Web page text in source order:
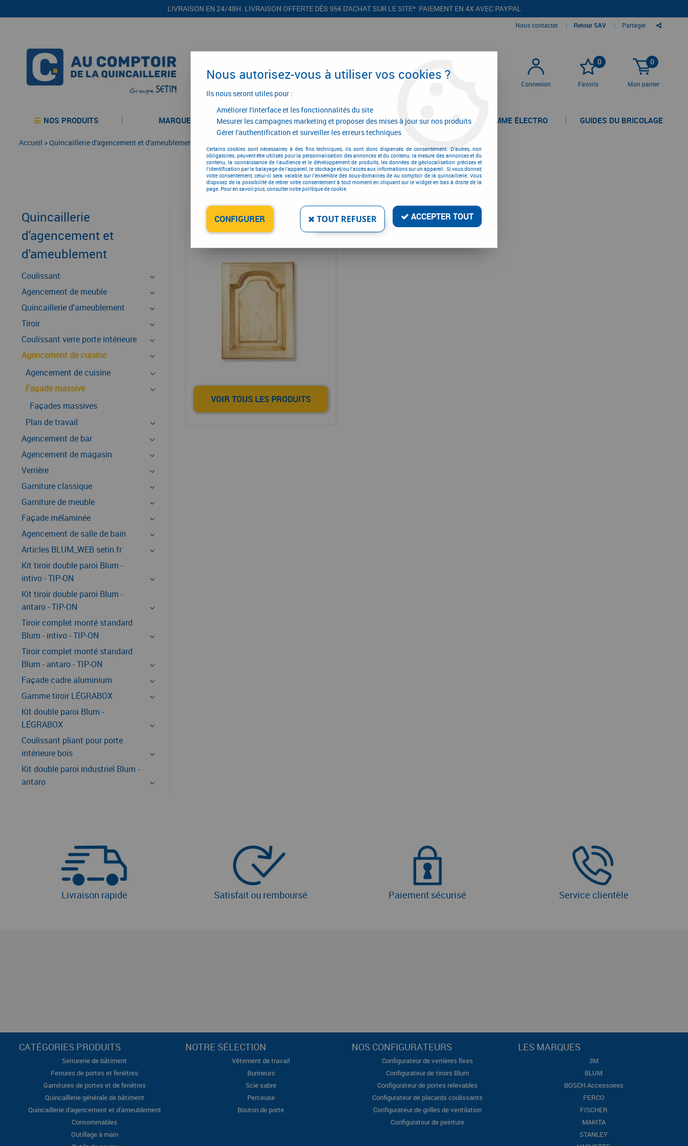
LIVRAISON EN 24/48H. LIVRAISON OFFERTE DÈS 95€ D'ACHAT SUR LE SITE* PAIEMENT EN 4X AVEC PAYPAL
Nous contacter | Retour SAV | Partager
Connexion
0
Favoris
0
Mon panier
NOS PRODUITS MARQUES CONFIGURATEURS PROMOTIONS LA GAMME ÉLECTRO GUIDES DU BRICOLAGE
Accueil >Quincaillerie d'agencement et d'ameublement
Façade massive
Quincaillerie
d'agencement et
d'ameublement
Coulissant
Agencement de meuble
Quincaillerie d'ameublement
Tiroir
Coulissant verre porte intérieure
Agencement de cuisine
Agencement de cuisine
Façade massive
Façades massives
Plan de travail
Agencement de bar
Agencement de magasin
Verrière
Garniture classique
Garniture de meuble
Façade mélaminée
Agencement de salle de bain
Articles BLUM_WEB setin.fr
Kit tiroir double paroi Blum -
intivo - TIP-ON
Kit tiroir double paroi Blum -
antaro - TIP-ON
Tiroir complet monté standard
Blum - intivo - TIP-ON
Tiroir complet monté standard
Blum - antaro - TIP-ON
Façade cadre aluminium
Gamme tiroir LÉGRABOX
Kit double paroi Blum -
LÉGRABOX
Coulissant pliant pour porte
intérieure bois
Kit double paroi industriel Blum -
antaro
Façades massives
VOIR TOUS LES PRODUITS
Livraison rapide Satisfait ou remboursé Paiement sécurisé Service clientèle
CATÉGORIES PRODUITS
Serrurerie de bâtiment
Ferrures de portes et fenêtres
Garnitures de portes et de fenêtres
Quincaillerie générale de bâtiment
Quincaillerie d'agencement et d'ameublement
Consommables
Outillage à main
NOTRE SÉLECTION
Vêtement de travail
Burineurs
Scie sabre
Perceuse
Bouton de porte
NOS CONFIGURATEURS
Configurateur de verrières fixes
Configurateur de tiroirs Blum
Configurateur de portes relevables
Configurateur de placards coulissants
Configurateur de grilles de ventilation
Configurateur de peinture
LES MARQUES
3M
BLUM
BOSCH Accessoires
FERCO
FISCHER
MAKITA
STANLEY
Nous autorisez-vous à utiliser vos cookies ?
Ils nous seront utiles pour :
Améliorer l'interface et les fonctionnalités du site
Mesurer les campagnes marketing et proposer des mises à jour sur nos produits
Gérer l'authentification et surveiller les erreurs techniques
Certains cookies sont nécessaires à des fins techniques, ils sont donc dispensés de consentement. D'autres, non
obligatoires, peuvent être utilisés pour la personnalisation des annonces et du contenu, la mesure des annonces et du
contenu, la connaissance de l'audience et le développement de produits, les données de géolocalisation précises et
l'identification par le balayage de l'appareil, le stockage et/ou l'accès aux informations sur un appareil. Si vous donnez
votre consentement, celui-ci sera valable sur l’ensemble des sous-domaines de Au comptoir de la quincaillerie. Vous
disposez de la possibilité de retirer votre consentement à tout moment en cliquant sur le widget en bas à droite de la
page. Pour en savoir plus, consulter notre politique de cookie.
CONFIGURER TOUT REFUSER ACCEPTER TOUT